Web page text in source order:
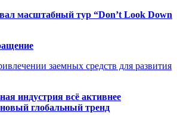
масштабный тур “Don’t Look Down
заемных средств для развития
индустрия всё активнее
глобальный тренд